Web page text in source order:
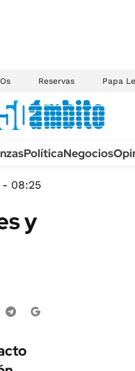
Reservas Papa
GENERAL
PolíticaNegocios
- 08:25
y